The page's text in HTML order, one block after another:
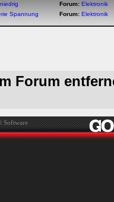
Forum: Elektronik
Spannung
Forum: Elektronik
Forum
Software